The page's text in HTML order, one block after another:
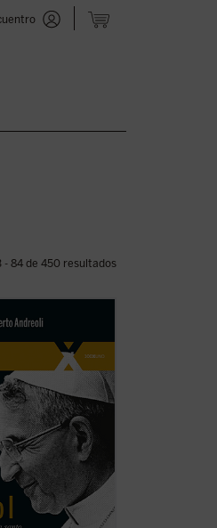
- 84 de 450 resultados
2022 fue
Dios Albino
con el nombre de
de los pontificados
El autor, que
conocer
...(ver ficha)